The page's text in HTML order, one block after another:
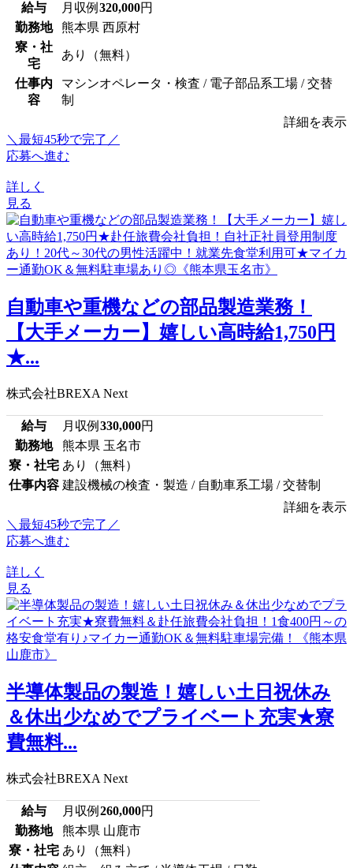
給与 月収例 320,000円
勤務地
熊本県 西原村
寮・社
宅
あり（無料）
仕事内
容
マシンオペレータ・検査 / 電子部品系工場 / 交替
制
詳細を表示
＼最短45秒で完了／
応募へ進む
詳しく
見る
自動車や重機などの部品製造業務！
【大手メーカー】嬉しい高時給1,750円
★...
株式会社BREXA Next
給与 月収例 330,000円
勤務地
熊本県 玉名市
寮・社宅 あり（無料）
仕事内容 建設機械の検査・製造 / 自動車系工場 / 交替制
詳細を表示
＼最短45秒で完了／
応募へ進む
詳しく
見る
半導体製品の製造！嬉しい土日祝休み
＆休出少なめでプライベート充実★寮
費無料...
株式会社BREXA Next
給与 月収例 260,000円
勤務地
熊本県 山鹿市
寮・社宅 あり（無料）